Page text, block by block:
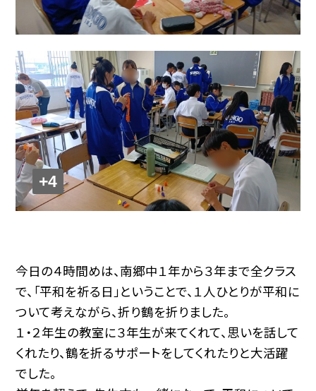
+4
今日の４時間めは、南郷中１年から３年まで全クラス
で、「平和を祈る日」ということで、１人ひとりが平和に
ついて考えながら、折り鶴を折りました。
１・２年生の教室に３年生が来てくれて、思いを話して
くれたり、鶴を折るサポートをしてくれたりと大活躍
でした。